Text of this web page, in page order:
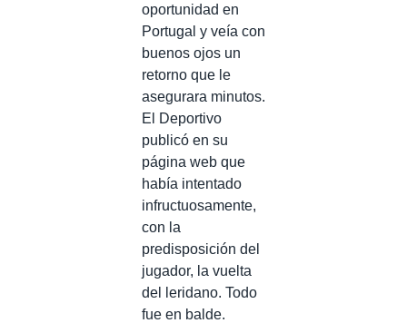
oportunidad en
Portugal y veía con
buenos ojos un
retorno que le
asegurara minutos.
El Deportivo
publicó en su
página web que
había intentado
infructuosamente,
con la
predisposición del
jugador, la vuelta
del leridano. Todo
fue en balde.